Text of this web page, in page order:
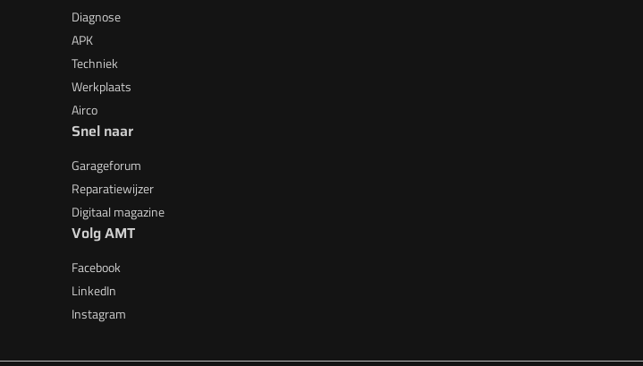
Diagnose
APK
Techniek
Werkplaats
Airco
Snel naar
Garageforum
Reparatiewijzer
Digitaal magazine
Volg AMT
Facebook
LinkedIn
Instagram